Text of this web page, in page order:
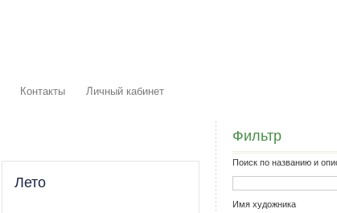
Контакты Личный кабинет
Лето
Фильтр
Поиск по названию и
Имя художника